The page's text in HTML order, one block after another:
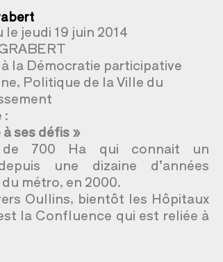
le jeudi 19 juin 2014
la Démocratie participative
Politique de la Ville du
:
ses défis »
700 Ha qui connait un
une dizaine d’années
métro, en 2000.
Oullins, bientôt les Hôpitaux
la Confluence qui est reliée à